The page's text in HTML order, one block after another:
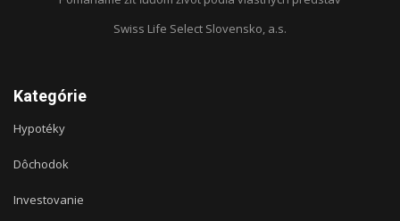
Swiss Life Select Slovensko, a.s.
Kategórie
Hypotéky
Dôchodok
Investovanie